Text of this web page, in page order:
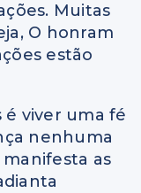
Muitas
O honram
estão
é viver uma fé
nenhuma
as